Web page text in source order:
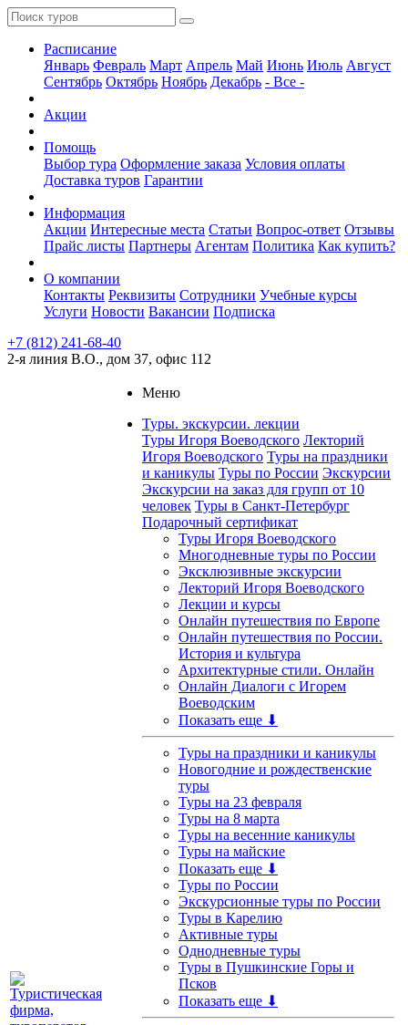
Расписание
Январь Февраль Март Апрель Май Июнь Июль Август
Сентябрь Октябрь Ноябрь Декабрь - Все -
Акции
Помощь
Выбор тура Оформление заказа Условия оплаты
Доставка туров Гарантии
Информация
Акции Интересные места Статьи Вопрос-ответ Отзывы
Прайс листы Партнеры Агентам Политика Как купить?
О компании
Контакты Реквизиты Сотрудники Учебные курсы
Услуги Новости Вакансии Подписка
+7 (812) 241-68-40
2-я линия В.О., дом 37, офис 112
Меню
Туры. экскурсии. лекции
Туры Игоря Воеводского Лекторий
Игоря Воеводского Туры на праздники
и каникулы Туры по России Экскурсии
Экскурсии на заказ для групп от 10
человек Туры в Санкт-Петербург
Подарочный сертификат
Туры Игоря Воеводского
Многодневные туры по России
Эксклюзивные экскурсии
Лекторий Игоря Воеводского
Лекции и курсы
Онлайн путешествия по Европе
Онлайн путешествия по России.
История и культура
Архитектурные стили. Онлайн
Онлайн Диалоги с Игорем
Воеводским
Показать еще ⬇
Туры на праздники и каникулы
Новогодние и рождественские
туры
Туры на 23 февраля
Туры на 8 марта
Туры на весенние каникулы
Туры на майские
Показать еще ⬇
Туры по России
Экскурсионные туры по России
Туры в Карелию
Активные туры
Однодневные туры
Туры в Пушкинские Горы и
Псков
Показать еще ⬇